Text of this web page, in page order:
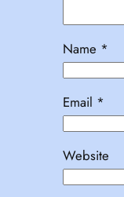
Name *
Email *
Website